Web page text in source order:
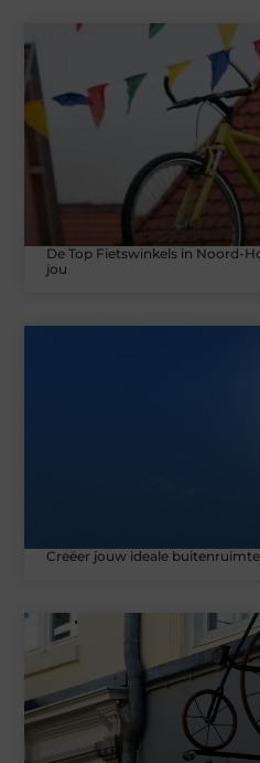
De Top Fietswinkels in Noord-
jou
Creëer jouw ideale